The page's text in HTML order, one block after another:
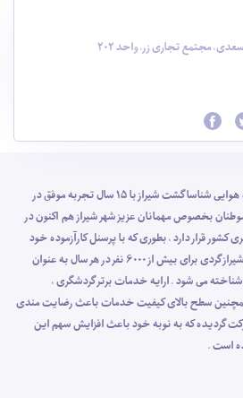
مجتمع تجاری زر، واحد 202
شرکت خدمات گردشگری و مسافرت هوایی شناسا گشت شیراز با 15 سال تجربه موفق در
بخصوص مهمانان عزیز شهر شیراز هم اکنون در
قرار دارد ، بطوری که با پرسنل کارآزموده خود
طی 10 سال اخیر با برگزاری تور های شیراز گردی برای بیش از 6000 نفر در هر سال به عنوان
شناخته می شود . ارایه خدمات برتر گردشگری ،
همچنین سطح بالای کیفیت خدمات باعث رضایت مندی
این شرکت گردیده که به نوبه خود باعث افزایش سهم این
است .